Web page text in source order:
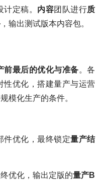
定稿。 内容团队进行质
，输出测试版本内容包。
前最后的优化与准备。各
性优化，搭建量产与运营
模化生产的条件。
件优化，最终锁定量产结
优化，输出定版的量产B